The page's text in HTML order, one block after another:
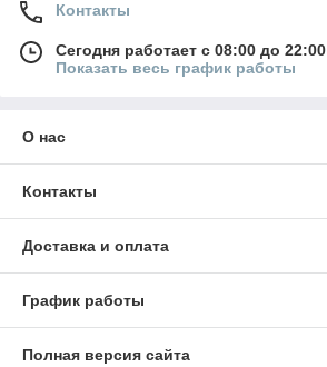
Контакты
Сегодня работает с 08:00 до 22:00
Показать весь график работы
О нас
Контакты
Доставка и оплата
График работы
Полная версия сайта